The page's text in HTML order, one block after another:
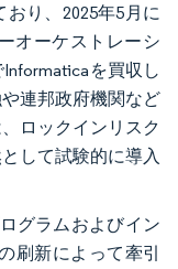
り、2025年5月に
オーケストレーシ
を買収し
連邦政府機関など
ロックインリスク
して試験的に導入
グラムおよびイン
刷新によって牽引